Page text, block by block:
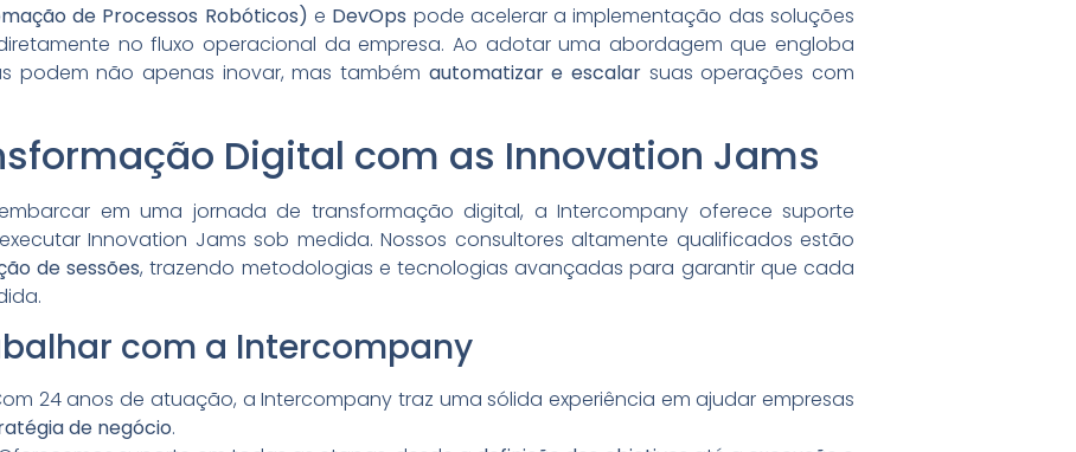
de Processos Robóticos) e DevOps pode acelerar a implementação das soluções
no fluxo operacional da empresa. Ao adotar uma abordagem que engloba
podem não apenas inovar, mas também automatizar e escalar suas operações com
Digital com as Innovation Jams
em uma jornada de transformação digital, a Intercompany oferece suporte
Innovation Jams sob medida. Nossos consultores altamente qualificados estão
de sessões, trazendo metodologias e tecnologias avançadas para garantir que cada
com a Intercompany
24 anos de atuação, a Intercompany traz uma sólida experiência em ajudar empresas
de negócio.